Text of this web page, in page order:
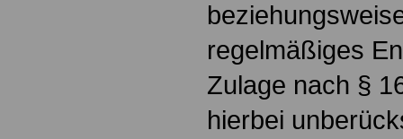
regelmäßiges
Zulage nach §
hierbei